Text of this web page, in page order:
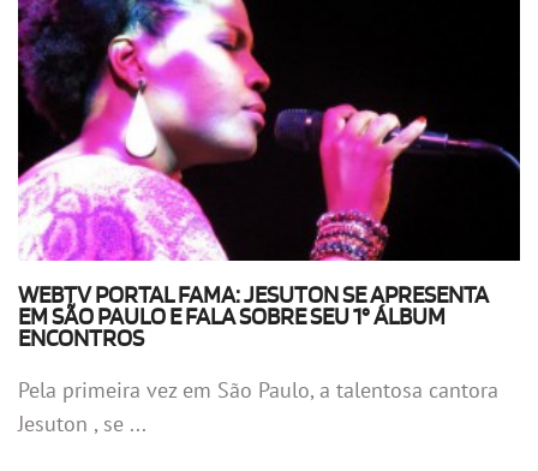
WEBTV PORTAL FAMA: JESUTON SE APRESENTA
EM SÃO PAULO E FALA SOBRE SEU 1° ÁLBUM
ENCONTROS
Pela primeira vez em São Paulo, a talentosa cantora
Jesuton , se ...